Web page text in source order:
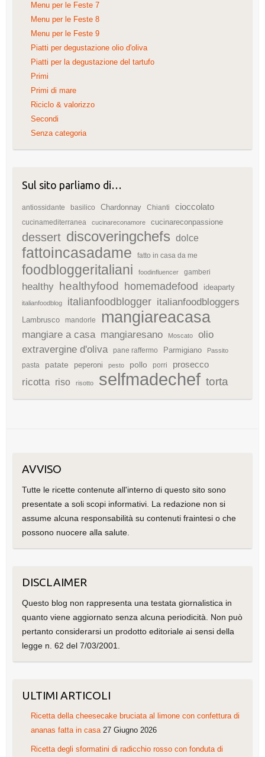
Menu per le Feste 7
Menu per le Feste 8
Menu per le Feste 9
Piatti per degustazione olio d'oliva
Piatti per la degustazione del tartufo
Primi
Primi di mare
Riciclo & valorizzo
Secondi
Senza categoria
Sul sito parliamo di…
antiossidante basilico Chardonnay Chianti cioccolato
cucinamediterranea cucinareconamore cucinareconpassione
dessert discoveringchefs dolce
fattoincasadame fatto in casa da me
foodbloggeritaliani foodinfluencer gamberi
healthy healthyfood homemadefood ideaparty
italianfoodblog italianfoodblogger italianfoodbloggers
Lambrusco mandorle mangiareacasa
mangiare a casa mangiaresano Moscato
olio
extravergine d'oliva
pane raffermo Parmigiano Passito
pasta patate peperoni pesto pollo porri prosecco
ricotta riso risotto selfmadechef torta
AVVISO
Tutte le ricette contenute all'interno di questo sito sono
presentate a soli scopi informativi. La redazione non si
assume alcuna responsabilità su contenuti fraintesi o che
possono nuocere alla salute.
DISCLAIMER
Questo blog non rappresenta una testata giornalistica in
quanto viene aggiornato senza alcuna periodicità. Non può
pertanto considerarsi un prodotto editoriale ai sensi della
legge n. 62 del 7/03/2001.
ULTIMI ARTICOLI
Ricetta della cheesecake bruciata al limone con confettura di
ananas fatta in casa 27 Giugno 2026
Ricetta degli sformatini di radicchio rosso con fonduta di